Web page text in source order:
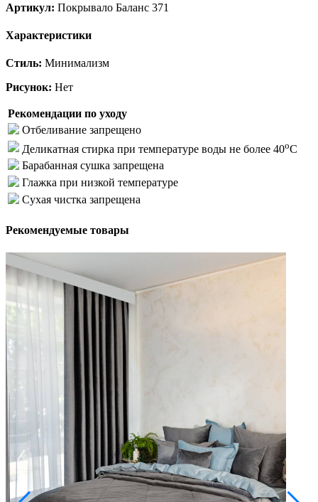
Артикул: Покрывало Баланс 371
Характеристики
Стиль: Минимализм
Рисунок: Нет
Рекомендации по уходу
Отбеливание запрещено
Деликатная стирка при температуре воды не более 40oC
Барабанная сушка запрещена
Глажка при низкой температуре
Сухая чистка запрещена
Рекомендуемые товары